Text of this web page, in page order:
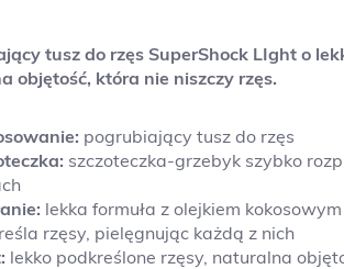
tusz do rzęs SuperShockLIght o
objętość, która nie niszczy rzęs.
pogrubiający tusz do rzęs
szczoteczka-grzebyk szybko
lekka formuła z olejkiem
rzęsy, pielęgnując każdą z nich
lekko podkreślone rzęsy, naturalna